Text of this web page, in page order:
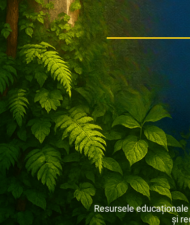
Resursele
și